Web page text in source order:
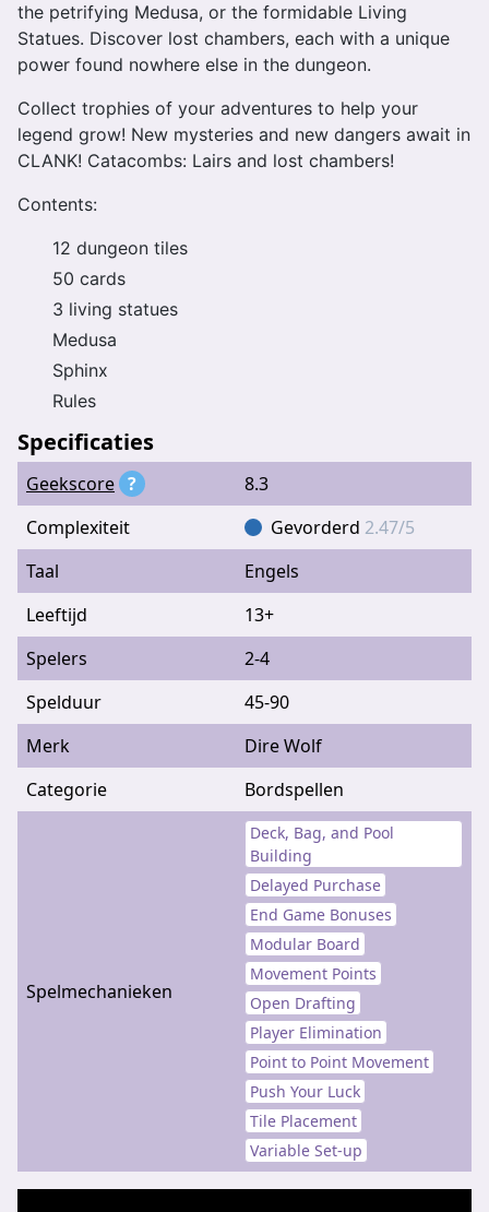
the petrifying Medusa, or the formidable Living
Statues. Discover lost chambers, each with a unique
power found nowhere else in the dungeon.
Collect trophies of your adventures to help your
legend grow! New mysteries and new dangers await in
CLANK! Catacombs: Lairs and lost chambers!
Contents:
12 dungeon tiles
50 cards
3 living statues
Medusa
Sphinx
Rules
Specificaties
Geekscore ?
8.3
Complexiteit
Gevorderd 2.47/5
Taal
Engels
Leeftijd
13+
Spelers
2-4
Spelduur
45-90
Merk
Dire Wolf
Categorie
Bordspellen
Spelmechanieken
Deck, Bag, and Pool
Building
Delayed Purchase
End Game Bonuses
Modular Board
Movement Points
Open Drafting
Player Elimination
Point to Point Movement
Push Your Luck
Tile Placement
Variable Set-up